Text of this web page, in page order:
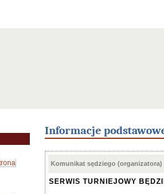
Informacje
Komunikat sędziego (organizatora)
SERWIS TURNIEJOWY